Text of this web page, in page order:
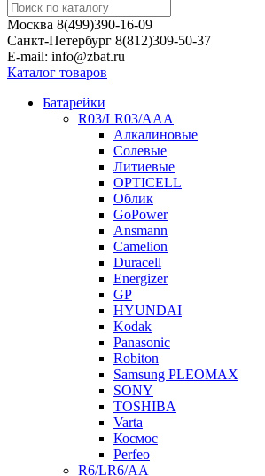
Москва 8(499)390-16-09
Санкт-Петербург 8(812)309-50-37
E-mail: info@zbat.ru
Каталог товаров
Батарейки
R03/LR03/AAA
Алкалиновые
Солевые
Литиевые
OPTICELL
Облик
GoPower
Ansmann
Camelion
Duracell
Energizer
GP
HYUNDAI
Kodak
Panasonic
Robiton
Samsung PLEOMAX
SONY
TOSHIBA
Varta
Космос
Perfeo
R6/LR6/AA